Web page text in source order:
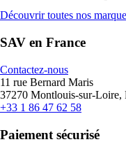
Découvrir toutes nos
SAV en France
Contactez-nous
11 rue Bernard Maris
37270 Montlouis-sur-Loire,
+33 1 86 47 62 58
Paiement sécurisé